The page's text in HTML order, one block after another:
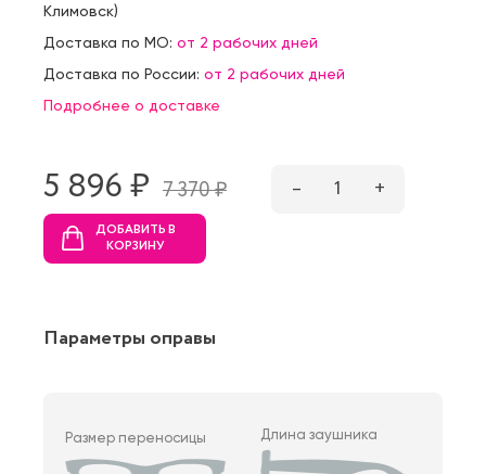
Климовск)
Доставка по МО: от 2 рабочих дней
Доставка по России: от 2 рабочих дней
Подробнее о доставке
5 896 ₷ 7 370 ₷ – 1 +
ДОБАВИТЬ В
КОРЗИНУ
Параметры оправы
Размер переносицы Длина заушника